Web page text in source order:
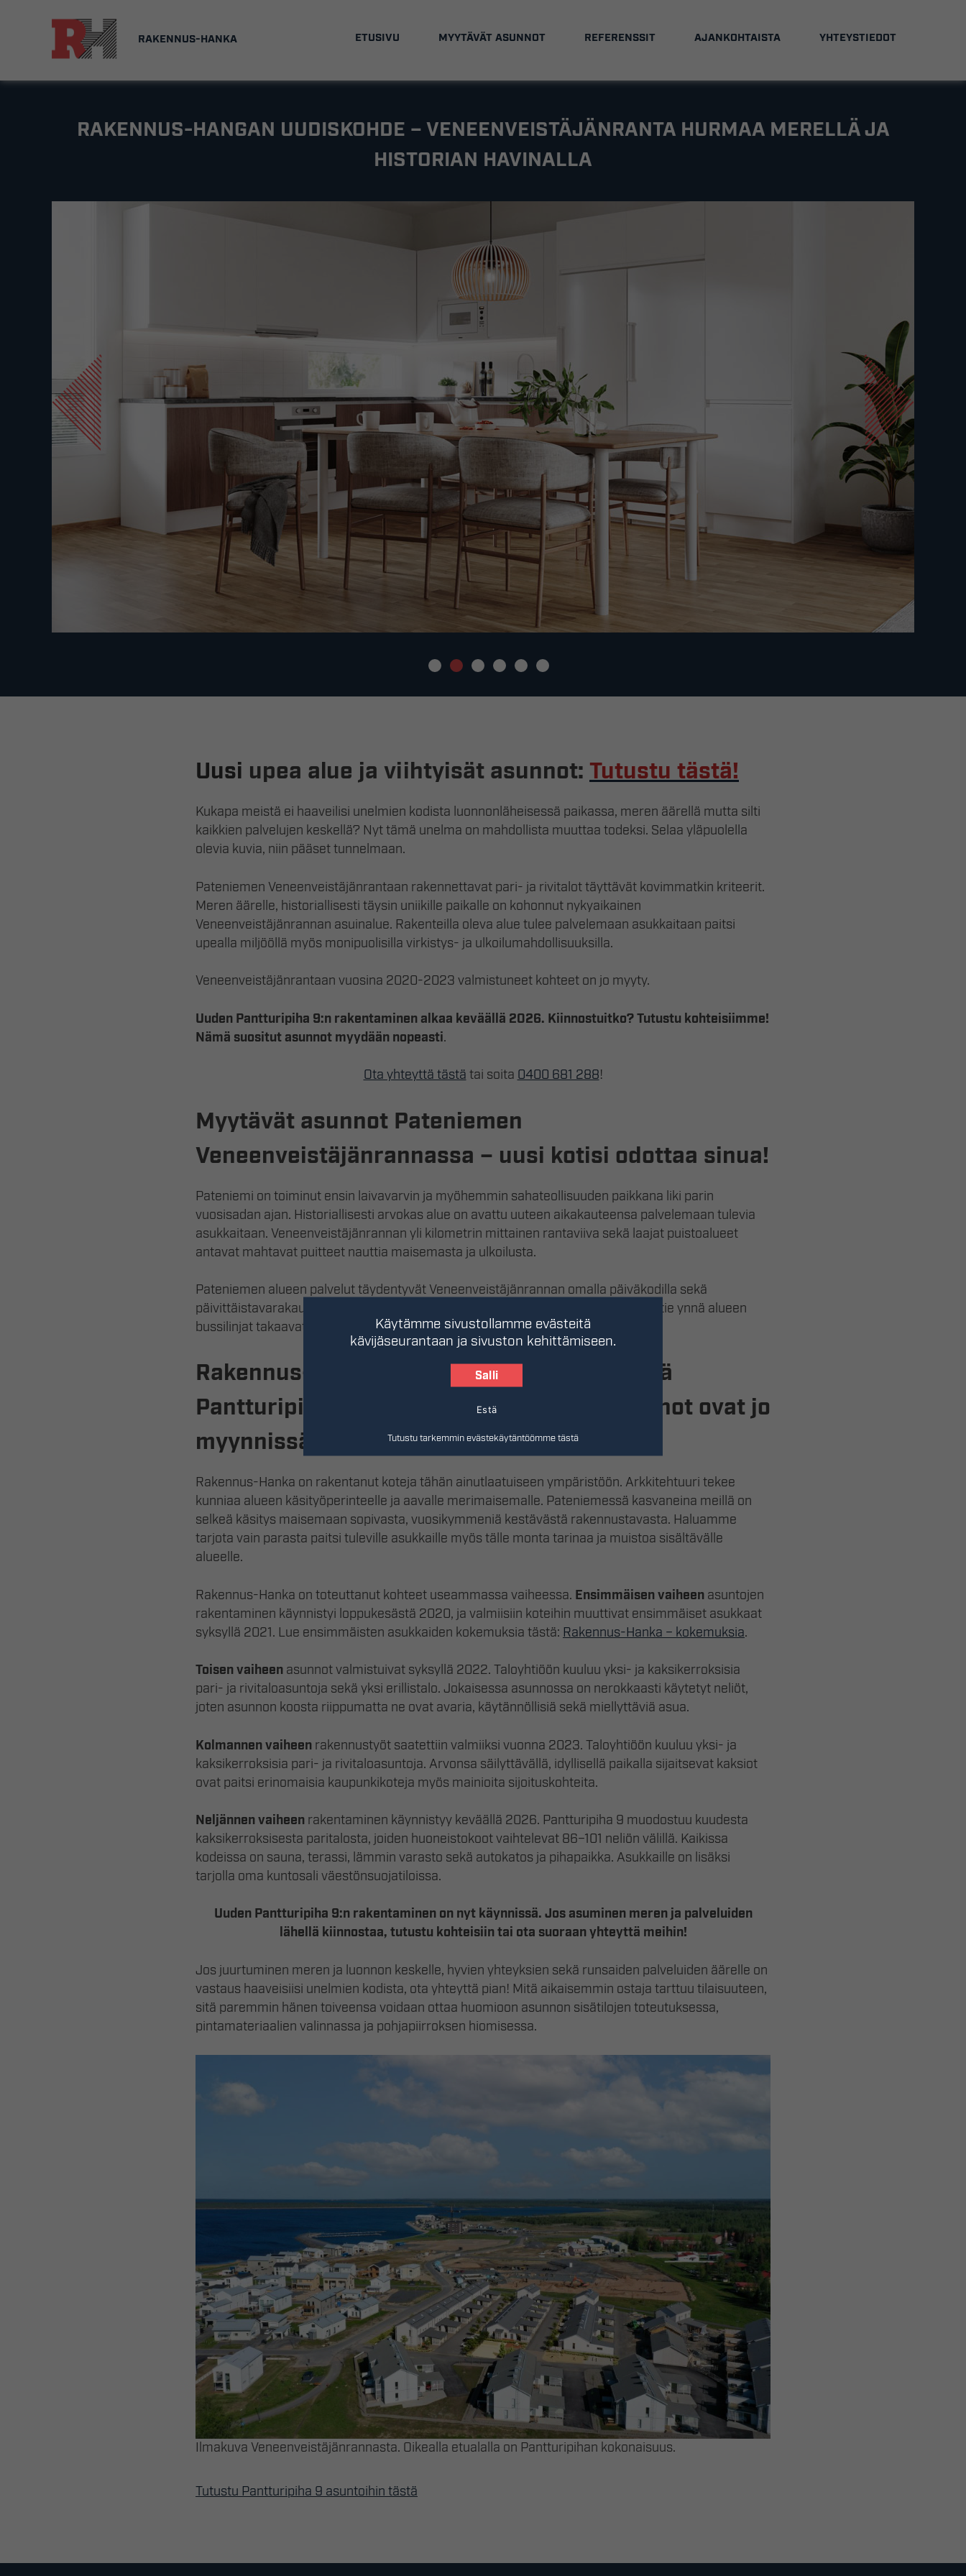
RAKENNUS-HANKA ETUSIVU MYYTÄVÄT ASUNNOT REFERENSSIT AJANKOHTAISTA YHTEYSTIEDOT
RAKENNUS-HANGAN UUDISKOHDE – VENEENVEISTÄJÄNRANTA HURMAA MERELLÄ JA
HISTORIAN HAVINALLA
Uusi upea alue ja viihtyisät asunnot: Tutustu tästä!
Kukapa meistä ei haaveilisi unelmien kodista luonnonläheisessä paikassa, meren äärellä mutta silti
kaikkien palvelujen keskellä? Nyt tämä unelma on mahdollista muuttaa todeksi. Selaa yläpuolella
olevia kuvia, niin pääset tunnelmaan.
Pateniemen Veneenveistäjänrantaan rakennettavat pari- ja rivitalot täyttävät kovimmatkin kriteerit.
Meren äärelle, historiallisesti täysin uniikille paikalle on kohonnut nykyaikainen
Veneenveistäjänrannan asuinalue. Rakenteilla oleva alue tulee palvelemaan asukkaitaan paitsi
upealla miljööllä myös monipuolisilla virkistys- ja ulkoilumahdollisuuksilla.
Veneenveistäjänrantaan vuosina 2020-2023 valmistuneet kohteet on jo myyty.
Uuden Pantturipiha 9:n rakentaminen alkaa keväällä 2026. Kiinnostuitko? Tutustu kohteisiimme!
Nämä suositut asunnot myydään nopeasti.
Ota yhteyttä tästä tai soita 0400 681 288!
Myytävät asunnot Pateniemen
Veneenveistäjänrannassa – uusi kotisi odottaa sinua!
Pateniemi on toiminut ensin laivavarvin ja myöhemmin sahateollisuuden paikkana liki parin
vuosisadan ajan. Historiallisesti arvokas alue on avattu uuteen aikakauteensa palvelemaan tulevia
asukkaitaan. Veneenveistäjänrannan yli kilometrin mittainen rantaviiva sekä laajat puistoalueet
antavat mahtavat puitteet nauttia maisemasta ja ulkoilusta.
Pateniemen alueen palvelut täydentyvät Veneenveistäjänrannan omalla päiväkodilla sekä
päivittäistavarakaupalla, joka palvelee jo asiakkaitaan. Vierestä aukeava moottoritie ynnä alueen
bussilinjat takaavat nopean yhteyden keskustaan sekä muualle Ouluun.
Rakennus-Hanka rakentaa kolme taloyhtiötä
Pantturipihaan – viimeisen taloyhtiön asunnot ovat jo
myynnissä!
Rakennus-Hanka on rakentanut koteja tähän ainutlaatuiseen ympäristöön. Arkkitehtuuri tekee
kunniaa alueen käsityöperinteelle ja aavalle merimaisemalle. Pateniemessä kasvaneina meillä on
selkeä käsitys maisemaan sopivasta, vuosikymmeniä kestävästä rakennustavasta. Haluamme
tarjota vain parasta paitsi tuleville asukkaille myös tälle monta tarinaa ja muistoa sisältävälle
alueelle.
Rakennus-Hanka on toteuttanut kohteet useammassa vaiheessa. Ensimmäisen vaiheen asuntojen
rakentaminen käynnistyi loppukesästä 2020, ja valmiisiin koteihin muuttivat ensimmäiset asukkaat
syksyllä 2021. Lue ensimmäisten asukkaiden kokemuksia tästä: Rakennus-Hanka – kokemuksia.
Toisen vaiheen asunnot valmistuivat syksyllä 2022. Taloyhtiöön kuuluu yksi- ja kaksikerroksisia
pari- ja rivitaloasuntoja sekä yksi erillistalo. Jokaisessa asunnossa on nerokkaasti käytetyt neliöt,
joten asunnon koosta riippumatta ne ovat avaria, käytännöllisiä sekä miellyttäviä asua.
Kolmannen vaiheen rakennustyöt saatettiin valmiiksi vuonna 2023. Taloyhtiöön kuuluu yksi- ja
kaksikerroksisia pari- ja rivitaloasuntoja. Arvonsa säilyttävällä, idyllisellä paikalla sijaitsevat kaksiot
ovat paitsi erinomaisia kaupunkikoteja myös mainioita sijoituskohteita.
Neljännen vaiheen rakentaminen käynnistyy keväällä 2026. Pantturipiha 9 muodostuu kuudesta
kaksikerroksisesta paritalosta, joiden huoneistokoot vaihtelevat 86–101 neliön välillä. Kaikissa
kodeissa on sauna, terassi, lämmin varasto sekä autokatos ja pihapaikka. Asukkaille on lisäksi
tarjolla oma kuntosali väestönsuojatiloissa.
Uuden Pantturipiha 9:n rakentaminen on nyt käynnissä. Jos asuminen meren ja palveluiden
lähellä kiinnostaa, tutustu kohteisiin tai ota suoraan yhteyttä meihin!
Jos juurtuminen meren ja luonnon keskelle, hyvien yhteyksien sekä runsaiden palveluiden äärelle on
vastaus haaveisiisi unelmien kodista, ota yhteyttä pian! Mitä aikaisemmin ostaja tarttuu tilaisuuteen,
sitä paremmin hänen toiveensa voidaan ottaa huomioon asunnon sisätilojen toteutuksessa,
pintamateriaalien valinnassa ja pohjapiirroksen hiomisessa.
Ilmakuva Veneenveistäjänrannasta. Oikealla etualalla on Pantturipihan kokonaisuus.
Tutustu Pantturipiha 9 asuntoihin tästä
Käytämme sivustollamme evästeitä
kävijäseurantaan ja sivuston kehittämiseen.
Salli
Estä
Tutustu tarkemmin evästekäytäntöömme tästä